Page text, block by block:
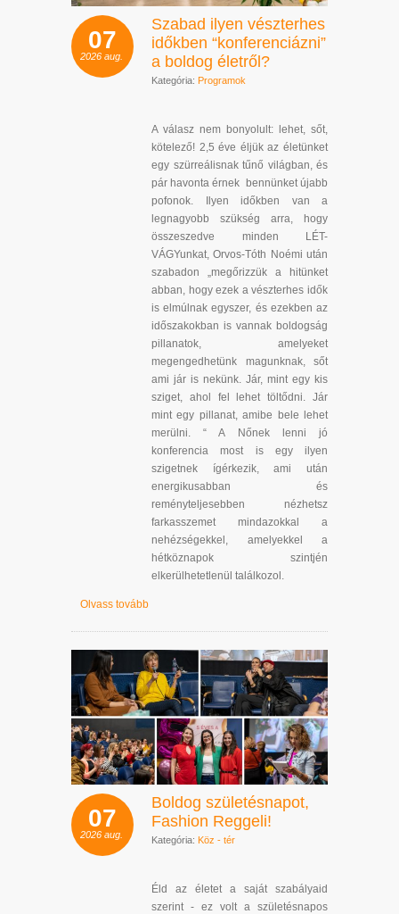
07
2026 aug.
Szabad ilyen vészterhes
időkben “konferenciázni”
a boldog életről?
Kategória: Programok
A válasz nem bonyolult: lehet, sőt,
kötelező! 2,5 éve éljük az életünket
egy szürreálisnak tűnő világban, és
pár havonta érnek bennünket újabb
pofonok. Ilyen időkben van a
legnagyobb szükség arra, hogy
összeszedve minden LÉT-
VÁGYunkat, Orvos-Tóth Noémi után
szabadon „megőrizzük a hitünket
abban, hogy ezek a vészterhes idők
is elmúlnak egyszer, és ezekben az
időszakokban is vannak boldogság
pillanatok, amelyeket
megengedhetünk magunknak, sőt
ami jár is nekünk. Jár, mint egy kis
sziget, ahol fel lehet töltődni. Jár
mint egy pillanat, amibe bele lehet
merülni. “ A Nőnek lenni jó
konferencia most is egy ilyen
szigetnek ígérkezik, ami után
energikusabban és
reményteljesebben nézhetsz
farkasszemet mindazokkal a
nehézségekkel, amelyekkel a
hétköznapok szintjén
elkerülhetetlenül találkozol.
Olvass tovább
07
2026 aug.
Boldog születésnapot,
Fashion Reggeli!
Kategória: Köz - tér
Éld az életet a saját szabályaid
szerint - ez volt a születésnapos